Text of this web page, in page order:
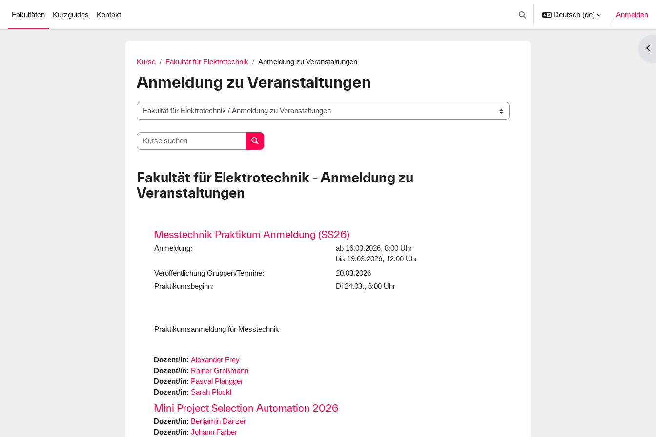
Fakultäten
Kurzguides Kontakt
Sucheingabe umschalten
Deutsch ‎(de)‎ Anmelden
Kurse
Fakultät für Elektrotechnik Anmeldung zu Veranstaltungen
Anmeldung zu Veranstaltungen
Kursbereiche
Kurse suchen
Kurse suchen
Fakultät für Elektrotechnik - Anmeldung zu
Veranstaltungen
Messtechnik Praktikum Anmeldung (SS26)
Anmeldung:
ab 16.03.2026, 8:00 Uhr
bis 19.03.2026, 12:00 Uhr
Veröffentlichung Gruppen/Termine:
20.03.2026
Praktikumsbeginn:
Praktikumsanmeldung für Messtechnik
Di 24.03., 8:00 Uhr
Dozent/in: Alexander Frey
Dozent/in: Rainer Großmann
Dozent/in: Pascal Plangger
Dozent/in: Sarah Plöckl
Mini Project Selection Automation 2026
Dozent/in: Benjamin Danzer
Dozent/in: Johann Färber